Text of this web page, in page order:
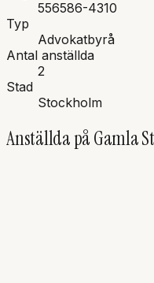
556586-4310
Typ
Advokatbyrå
Antal anställda
2
Stad
Stockholm
Anställda påGamla